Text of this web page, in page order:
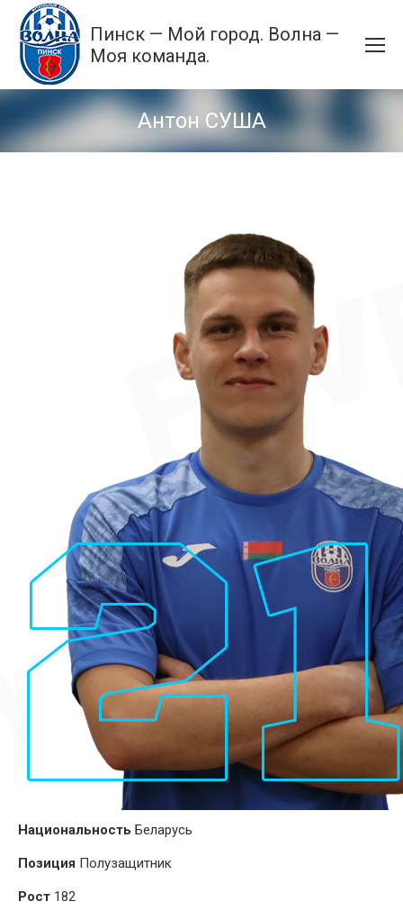
Пинск — Мой город. Волна —
Моя команда.
Антон СУША
Национальность Беларусь
Позиция Полузащитник
Рост 182